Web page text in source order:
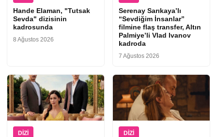
Hande Elaman, "Tutsak
Sevda" dizisinin
kadrosunda
8 Ağustos 2026
Serenay Sarıkaya’lı
“Sevdiğim İnsanlar”
filmine flaş transfer, Altın
Palmiye’li Vlad Ivanov
kadroda
7 Ağustos 2026
DIZI DIZI